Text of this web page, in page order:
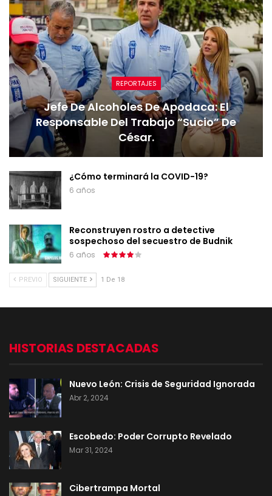
REPORTAJES
Jefe De Alcoholes De Apodaca: El
Responsable Del Trabajo “sucio” De
César.
¿Cómo terminará la COVID-19?
6 años
Reconstruyen rostro a detective
sospechoso del secuestro de Budnik
6 años
PREVIO SIGUIENTE 1 De 18
HISTORIAS DESTACADAS
Nuevo León: Crisis de Seguridad Ignorada
Abr 2, 2024
Escobedo: Poder Corrupto Revelado
Mar 31, 2024
Cibertrampa Mortal